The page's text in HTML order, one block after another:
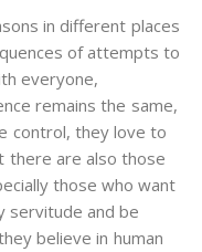
in different places
of attempts to
everyone,
remains the same,
control, they love to
there are also those
those who want
servitude and be
believe in human